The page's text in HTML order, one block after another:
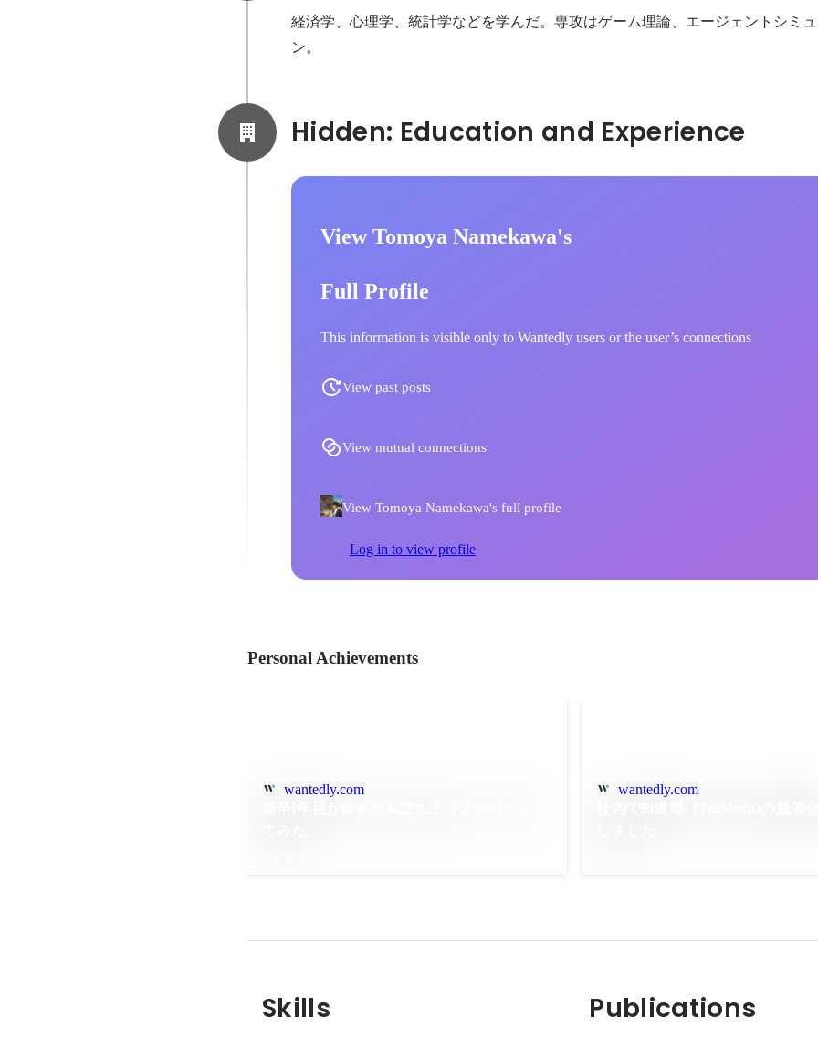
経済学、心理学、統計学などを学んだ。専攻はゲーム理論、エージェントシミ
ン。
View Tomoya Namekawa's
Full Profile
This information is visible only to Wantedly users or the user’s connections
View past posts
View mutual connections
View Tomoya Namekawa's full profile
Log in to view profile
Personal Achievements
wantedly.com wantedly.com
Skills Publications